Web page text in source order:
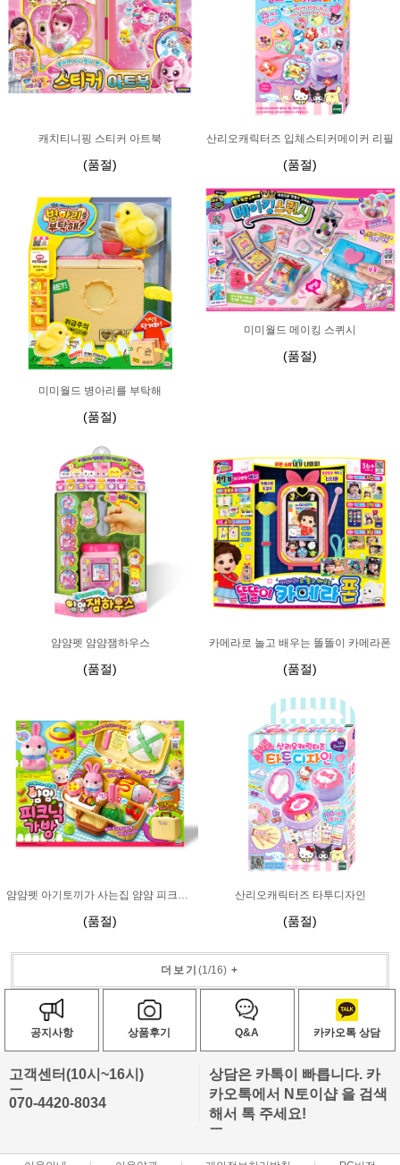
캐치티니핑 스티커 아트북
(품절)
산리오캐릭터즈 입체스티커메이커 리필
(품절)
미미월드 병아리를 부탁해
(품절)
미미월드 메이킹 스퀴시
(품절)
얌얌펫 얌얌잼하우스
(품절)
카메라로 놀고 배우는 똘똘이 카메라폰
(품절)
얌얌펫 아기토끼가 사는집 얌얌 피크닉 가방
(품절)
산리오캐릭터즈 타투디자인
(품절)
더보기 (1/16) +
공지사항 상품후기 Q&A 카카오톡 상담
고객센터(10시~16시)
ㅡ
070-4420-8034
상담은 카톡이 빠릅니다. 카
카오톡에서 N토이샵 을 검색
해서 톡 주세요!
ㅡ